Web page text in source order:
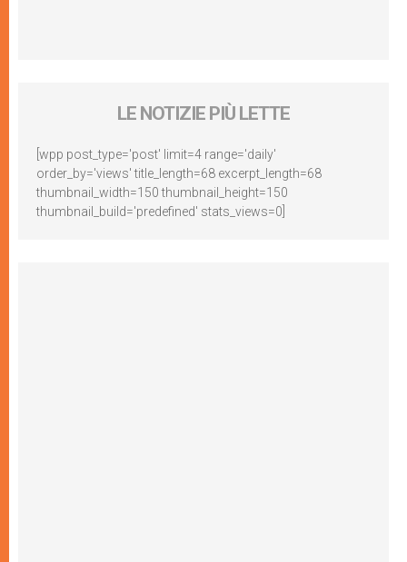
LE NOTIZIE PIÙ LETTE
[wpp post_type='post' limit=4 range='daily'
order_by='views' title_length=68 excerpt_length=68
thumbnail_width=150 thumbnail_height=150
thumbnail_build='predefined' stats_views=0]